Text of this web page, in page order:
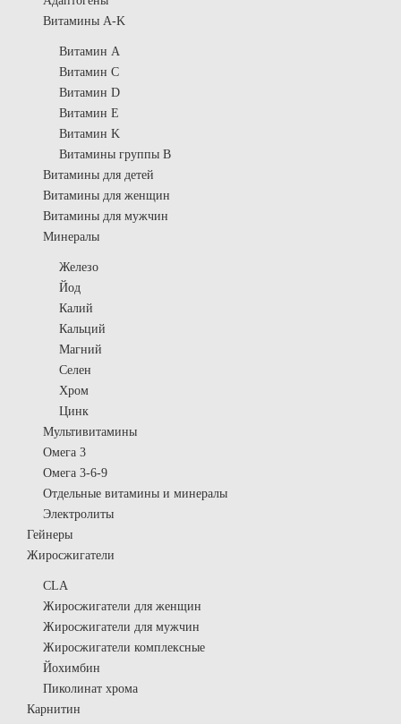
Витамины A-K
Витамин A
Витамин C
Витамин D
Витамин E
Витамин K
Витамины группы B
Витамины для детей
Витамины для женщин
Витамины для мужчин
Минералы
Железо
Йод
Калий
Кальций
Магний
Селен
Хром
Цинк
Мультивитамины
Омега 3
Омега 3-6-9
Отдельные витамины и минералы
Электролиты
Гейнеры
Жиросжигатели
CLA
Жиросжигатели для женщин
Жиросжигатели для мужчин
Жиросжигатели комплексные
Йохимбин
Пиколинат хрома
Карнитин